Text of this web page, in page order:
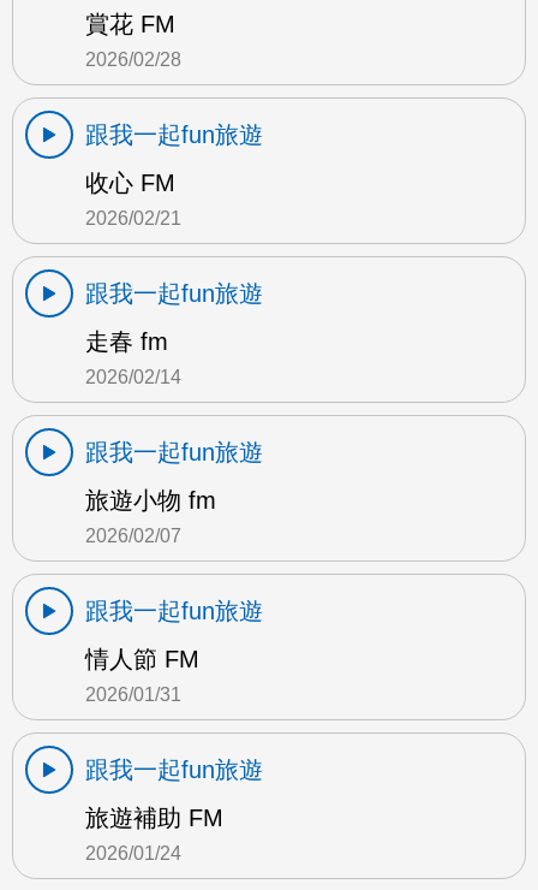
賞花 FM
2026/02/28
跟我一起fun旅遊
收心 FM
2026/02/21
跟我一起fun旅遊
走春 fm
2026/02/14
跟我一起fun旅遊
旅遊小物 fm
2026/02/07
跟我一起fun旅遊
情人節 FM
2026/01/31
跟我一起fun旅遊
旅遊補助 FM
2026/01/24